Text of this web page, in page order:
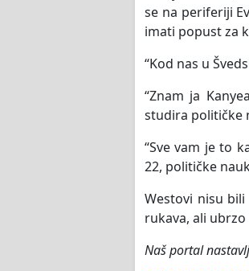
se na periferiji
imati popust za
“Kod nas u
“Znam ja
studira političke
“Sve vam je to
22, političke
Westovi nisu
rukava, ali
Naš portal